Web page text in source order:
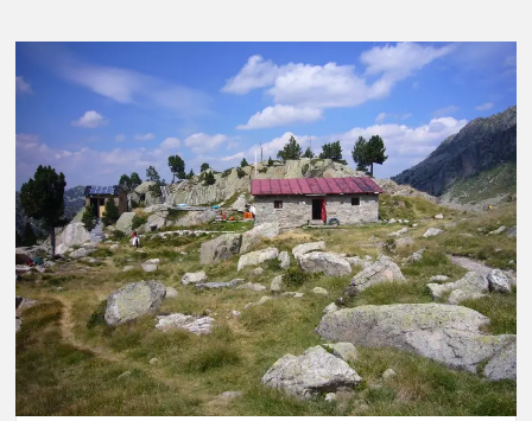
Guia
per
a
teva
Excursió